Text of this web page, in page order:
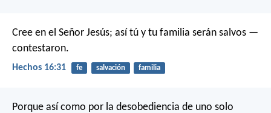
Cree en el Señor Jesús; así tú y tu familia serán salvos —
contestaron.
Hechos 16:31 fe salvación familia
Porque así como por la desobediencia de uno solo